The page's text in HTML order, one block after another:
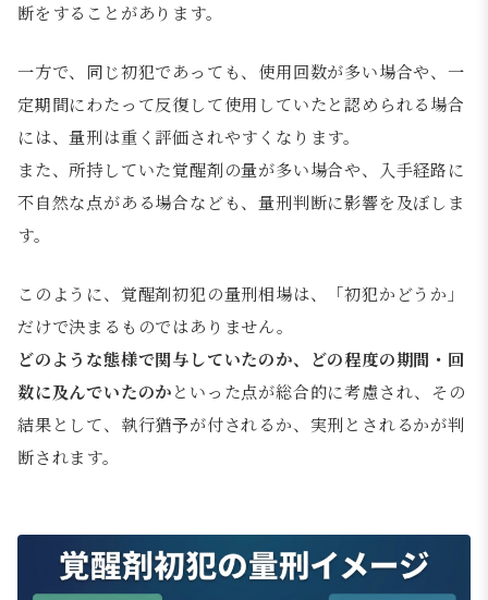
断をすることがあります。
一方で、同じ初犯であっても、使用回数が多い場合や、一
定期間にわたって反復して使用していたと認められる場合
には、量刑は重く評価されやすくなります。
また、所持していた覚醒剤の量が多い場合や、入手経路に
不自然な点がある場合なども、量刑判断に影響を及ぼしま
す。
このように、覚醒剤初犯の量刑相場は、「初犯かどうか」
だけで決まるものではありません。
どのような態様で関与していたのか、どの程度の期間・回
数に及んでいたのかといった点が総合的に考慮され、その
結果として、執行猶予が付されるか、実刑とされるかが判
断されます。